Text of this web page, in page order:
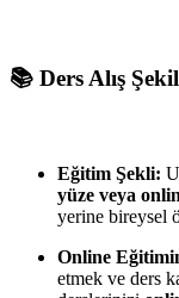
📚 Ders Alış
Eğitim Şekli:
yüze veya
yerine bireysel
Online
etmek ve ders